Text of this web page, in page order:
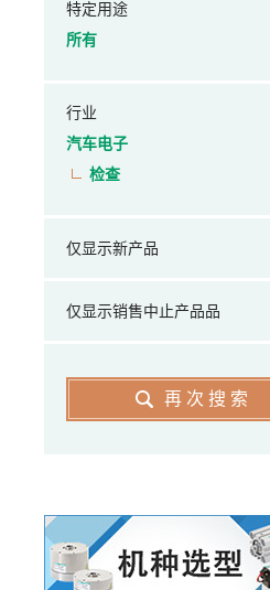
特定用途
所有
行业
汽车电子
检查
仅显示新产品
仅显示销售中止产品品
再次搜索